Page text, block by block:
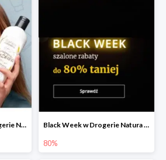
W zestawie taniej w Drogerie Natura do -30% Black Week w Drogerie Natura do -80%
80%